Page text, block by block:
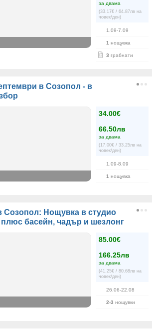
за двама
(33.17€ / 64.87лв на
човек/ден)
1.09-7.09
1 нощувка
3 грабнати
в Созопол - в
34.00€
66.50лв
за двама
(17.00€ / 33.25лв на
човек/ден)
1.09-8.09
1 нощувка
Созопол: Нощувка в студио
плюс басейн, чадър и шезлонг
85.00€
166.25лв
за двама
(41.25€ / 80.68лв на
човек/ден)
26.06-22.08
2-3 нощувки